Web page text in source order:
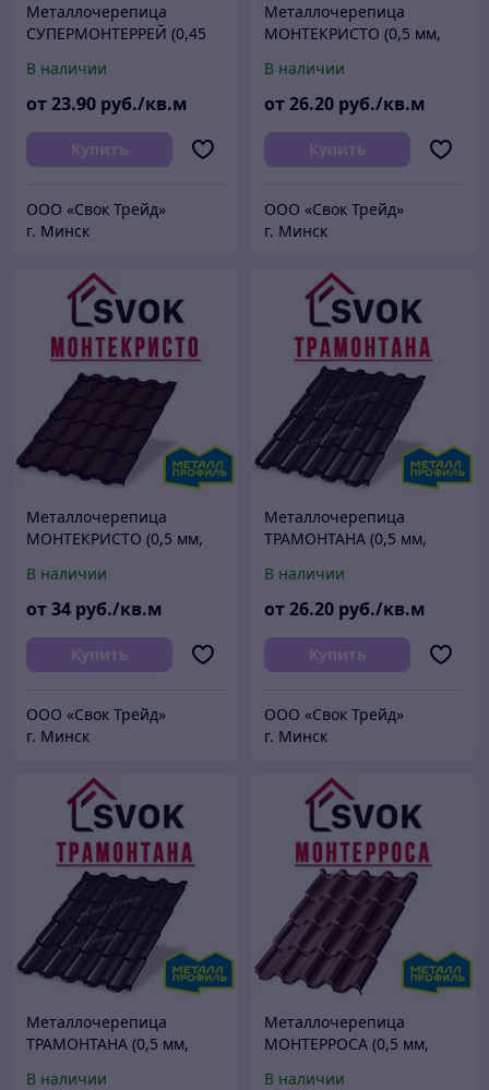
Металлочерепица
СУПЕРМОНТЕРРЕЙ (0,45
В наличии
от23.90 руб./кв.м
Купить
ООО «Свок Трейд»
г. Минск
Металлочерепица
МОНТЕКРИСТО (0,5 мм,
В наличии
от26.20 руб./кв.м
Купить
ООО «Свок Трейд»
г. Минск
Металлочерепица
МОНТЕКРИСТО (0,5 мм,
В наличии
от34 руб./кв.м
Купить
ООО «Свок Трейд»
г. Минск
Металлочерепица
ТРАМОНТАНА (0,5 мм,
В наличии
от26.20 руб./кв.м
Купить
ООО «Свок Трейд»
г. Минск
Металлочерепица
ТРАМОНТАНА (0,5 мм,
В наличии
Металлочерепица
МОНТЕРРОСА (0,5 мм,
В наличии